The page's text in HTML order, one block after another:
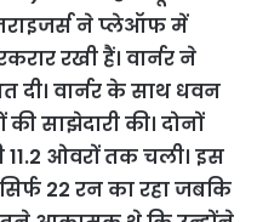
ने प्लेऑफ में
रखी हैं। वार्नर ने
वार्नर के साथ धवन
साझेदारी की। दोनों
ओवरों तक चली। इस
22 रन का रहा जबकि